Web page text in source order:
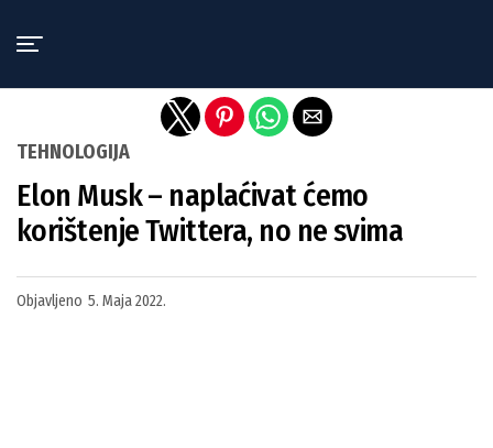
TEHNOLOGIJA
Elon Musk – naplaćivat ćemo
korištenje Twittera, no ne svima
Objavljeno 5. Maja 2022.